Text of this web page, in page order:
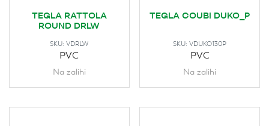
TEGLA RATTOLA
ROUND DRLW
SKU:VDRLW
PVC
Na zalihi
TEGLA COUBI DUKO_P
SKU:VDUKO130P
PVC
Na zalihi